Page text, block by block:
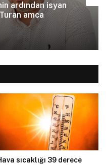
ardından isyan
amca
sıcaklığı 39 derece